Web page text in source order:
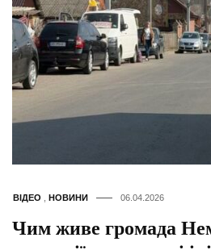
ВІДЕО НОВИНИ 06.04.2026
Чим живе громада